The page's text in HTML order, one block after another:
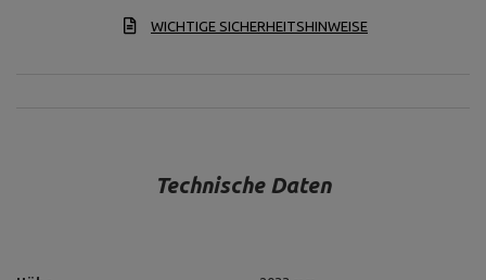
WICHTIGE SICHERHEITSHINWEISE
Technische Daten